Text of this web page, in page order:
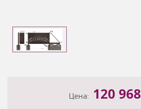
Цена: 120 968